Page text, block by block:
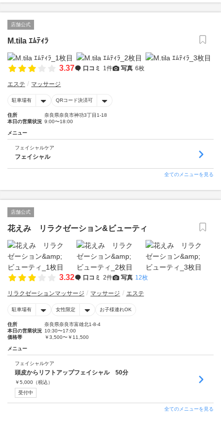
店舗公式
M.tila ｴﾑﾃｨﾗ
3.37 口コミ 1件 写真 6枚
エステ マッサージ
駐車場有 QRコード決済可
住所
奈良県奈良市神功3丁目1-18
本日の営業状況 9:00〜18:00
メニュー
フェイシャルケア
フェイシャル
全てのメニューを見る
店舗公式
花えみ リラクゼーション&ビューティ
3.32 口コミ 2件 写真 12枚
リラクゼーションマッサージ マッサージ エステ
駐車場有 女性限定 お子様連れOK
住所
奈良県奈良市富雄北1-8-4
本日の営業状況 10:30〜17:00
価格帯
￥3,500〜￥11,500
メニュー
フェイシャルケア
頭皮からリフトアップフェイシャル 50分
￥5,000 （税込）
受付中
全てのメニューを見る